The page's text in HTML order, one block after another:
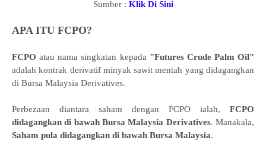
Sumber : Klik Di Sini
APA ITU FCPO?
FCPO atau nama singkatan kepada "Futures Crude Palm Oil"
adalah kontrak derivatif minyak sawit mentah yang didagangkan
di Bursa Malaysia Derivatives.
Perbezaan diantara saham dengan FCPO ialah, FCPO
didagangkan di bawah Bursa Malaysia Derivatives. Manakala,
Saham pula didagangkan di bawah Bursa Malaysia.